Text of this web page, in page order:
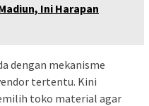
Ini Harapan
dengan mekanisme
tertentu. Kini
toko material agar